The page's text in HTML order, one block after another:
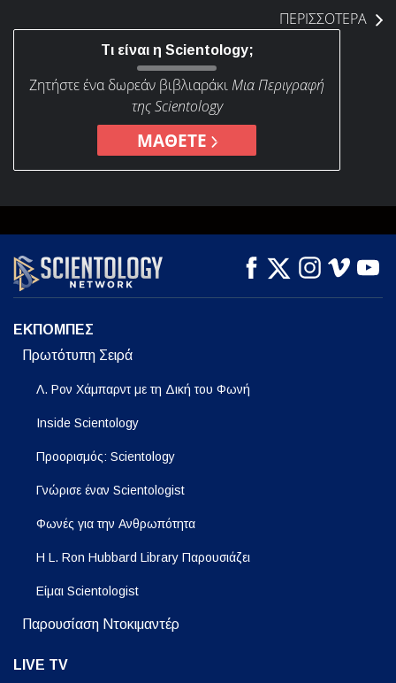
ΠΕΡΙΣΣΟΤΕΡΑ
Τι είναι η Scientology;
Ζητήστε ένα δωρεάν βιβλιαράκι Μια Περιγραφή
της Scientology
ΜΑΘΕΤΕ
ΕΚΠΟΜΠΕΣ
Πρωτότυπη Σειρά
Λ. Ρον Χάμπαρντ με τη Δική του Φωνή
Inside Scientology
Προορισμός: Scientology
Γνώρισε έναν Scientologist
Φωνές για την Ανθρωπότητα
Η L. Ron Hubbard Library Παρουσιάζει
Είμαι Scientologist
Παρουσίαση Ντοκιμαντέρ
LIVE TV